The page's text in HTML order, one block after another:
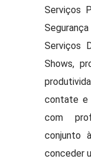
Serviços
Serviços
Shows,
contate e
com
conjunto
conceder